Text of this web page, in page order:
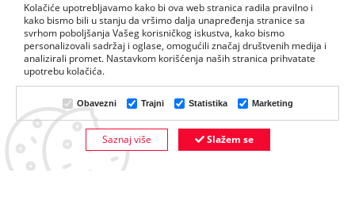
Nema na stanju
© Copyright by Inelektronik 2026. Sva prava su zadržana | Powered byDajbog -
Internet prodavnice
Web prodavnica i SEO Web Business Solutions
Kolačiće upotrebljavamo kako bi ova web stranica radila pravilno i
kako bismo bili u stanju da vršimo dalja unapređenja stranice sa
svrhom poboljšanja Vašeg korisničkog iskustva, kako bismo
personalizovali sadržaj i oglase, omogućili značaj društvenih medija i
analizirali promet. Nastavkom korišćenja naših stranica prihvatate
upotrebu kolačića.
Obavezni Trajni Statistika Marketing
Saznaj više Slažem se